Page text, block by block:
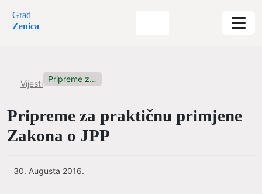
Grad
Zenica
Vijesti Pripreme za praktičnu primjene Zakona...
Pripreme za praktičnu primjene
Zakona o JPP
30. Augusta 2016.